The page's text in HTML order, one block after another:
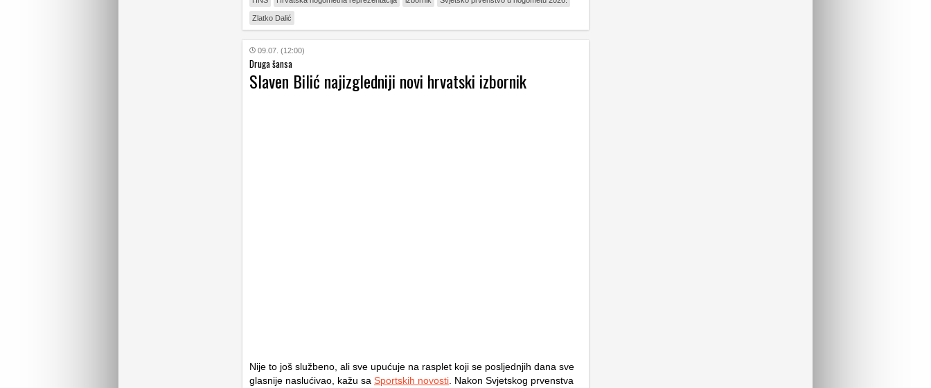
Zlatko Dalić
09.07. (12:00)
Druga šansa
Slaven Bilić najizgledniji novi hrvatski izbornik
Nije to još službeno, ali sve upućuje na rasplet koji se posljednjih dana sve
glasnije naslućivao, kažu sa Sportskih novosti. Nakon Svjetskog prvenstva